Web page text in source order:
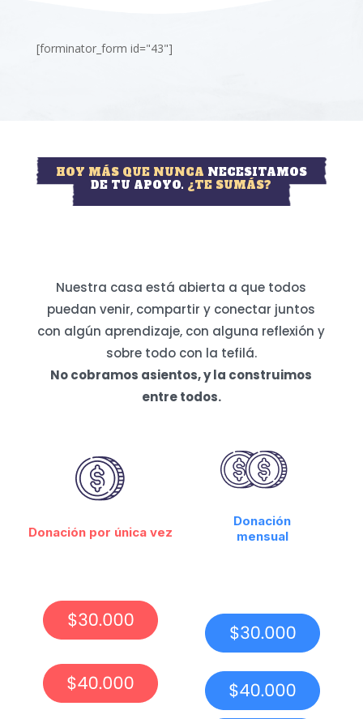
[forminator_form id="43"]
HOY MÁS QUE NUNCA NECESITAMOS
DE TU APOYO. ¿TE SUMÁS?
Nuestra casa está abierta a que todos
puedan venir, compartir y conectar juntos
con algún aprendizaje, con alguna reflexión y
sobre todo con la tefilá.
No cobramos asientos, y la construimos
entre todos.
Donación por única vez
Donación
mensual